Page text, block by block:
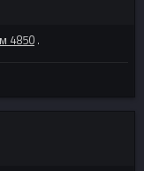
4850 .